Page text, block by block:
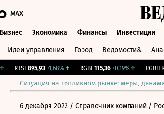
MAX
Бизнес Экономика Финансы Инвестиции
Идеи управления Город Ведомости&
RTSI 895,93 +1,68%↑ RGBI 115,36 +0,19% ↑ RGBITR
Ситуация на топливном рынке: меры,
6 декабря 2022 / Справочник компаний /